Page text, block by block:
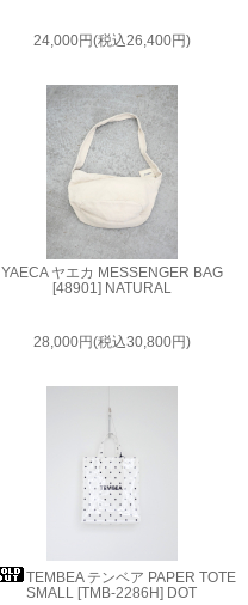
24,000円(税込26,400円)
YAECA ヤエカ MESSENGER BAG
[48901] NATURAL
28,000円(税込30,800円)
TEMBEA テンベア PAPER TOTE
SMALL [TMB-2286H] DOT